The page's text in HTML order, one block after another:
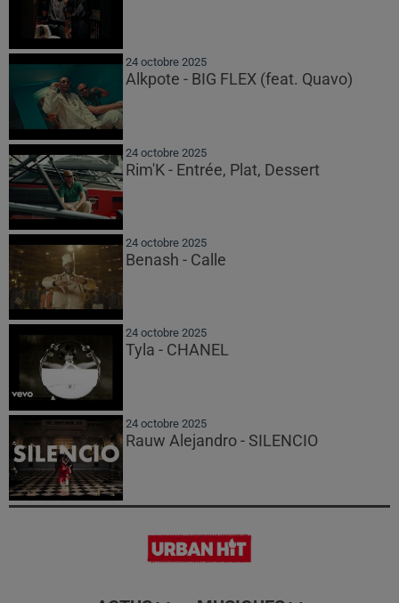
24 octobre 2025
Alkpote - BIG FLEX (feat. Quavo)
24 octobre 2025
Rim'K - Entrée, Plat, Dessert
24 octobre 2025
Benash - Calle
24 octobre 2025
Tyla - CHANEL
24 octobre 2025
Rauw Alejandro - SILENCIO